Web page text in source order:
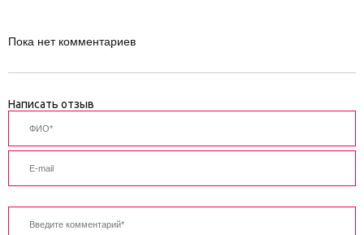
Пока нет комментариев
Написать отзыв